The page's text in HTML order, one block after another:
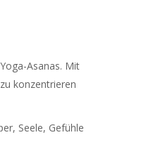
Asanas. Mit
konzentrieren
Seele, Gefühle